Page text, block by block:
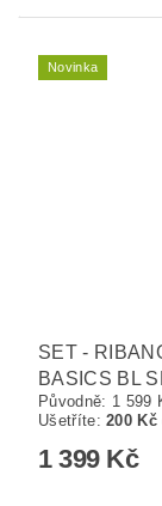
Novinka
SET -
BASICS BL
Původně: 1 599
Ušetříte:200 Kč
1 399 Kč